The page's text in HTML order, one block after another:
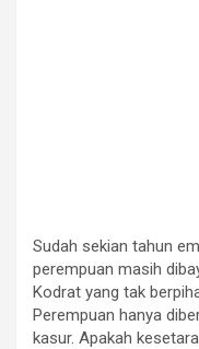
Sudah sekian tahun
perempuan masih
Kodrat yang tak
Perempuan hanya
kasur. Apakah